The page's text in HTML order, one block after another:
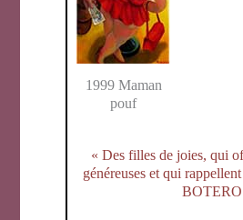
1999 Maman
pouf
« Des filles de joies, qui
généreuses et qui